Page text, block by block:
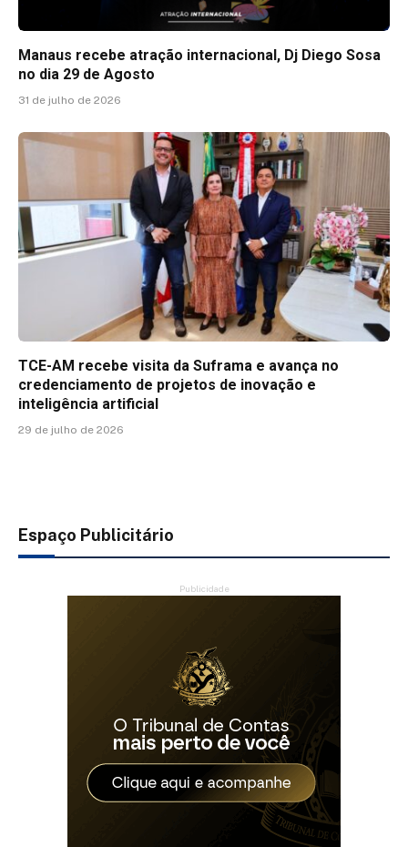
Manaus recebe atração internacional, Dj Diego Sosa
no dia 29 de Agosto
31 de julho de 2026
TCE-AM recebe visita da Suframa e avança no
credenciamento de projetos de inovação e
inteligência artificial
29 de julho de 2026
Espaço Publicitário
Publicidade